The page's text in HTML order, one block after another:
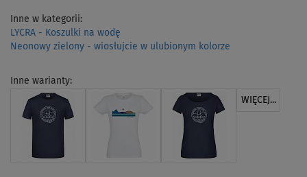
Inne w kategorii:
LYCRA - Koszulki na wodę
Neonowy zielony - wiosłujcie w ulubionym kolorze
Inne warianty:
WIĘCEJ...